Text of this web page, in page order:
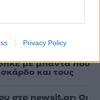
Privacy Policy
και βόρεια
με μπάντα που
και τους
στο newsit.gr: Οι